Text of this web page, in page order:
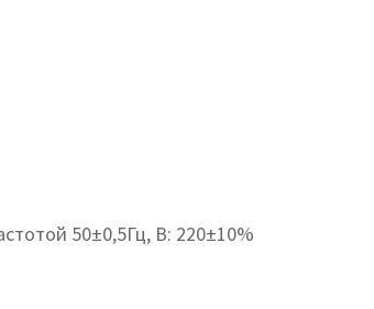
50±0,5Гц, В: 220±10%